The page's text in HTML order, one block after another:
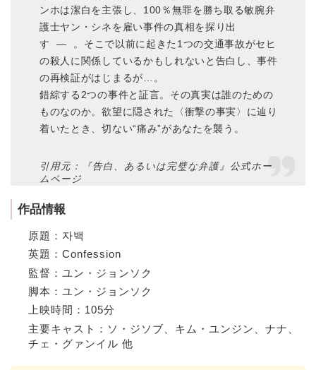
ンホは潔白を主張し、100％無罪を勝ち取る敏腕弁
護士ヤン・シネを雇い事件の真相を探り出
す ― 。そこで以前に起きた1つの交通事故がセヒ
の殺人に関係しているかもしれないと告白し、事件
の再検証がはじまるが…。
錯綜する2つの事件と証言。その真実は誰のための
ものなのか。欲望に隠された〈衝撃の事実〉に辿り
着いたとき、切ない“痛み”があなたを襲う。
引用元：『告白、あるいは完璧な弁護』公式ホー
ムページ
作品情報
原題：자백
英題：Confession
監督：ユン・ジョンソク
脚本：ユン・ジョンソク
上映時間：105分
主要キャスト：ソ・ジソブ、キム・ユンジン、ナナ、
チェ・グァンイル 他